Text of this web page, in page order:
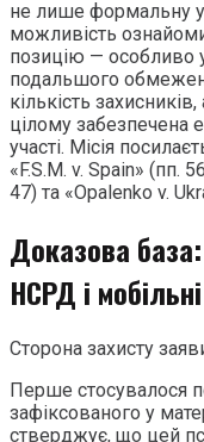
не лише формальну
можливість
позицію — особливо
подальшого
кількість
цілому
участі. Місія
«F.S.M. v. Spain» (пп.
47) та «Opalenko v.
Доказова
НСРД і
Сторона захисту
Перше стосувалося
зафіксованого у
стверджує, що цей